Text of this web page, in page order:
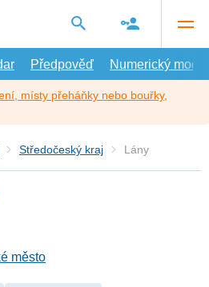
Předpověď Numerický model
místy přeháňky nebo bouřky,
Středočeský kraj Lány
město